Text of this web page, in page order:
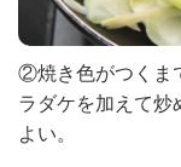
②焼き色がつくま
ラダケを加えて炒
よい。